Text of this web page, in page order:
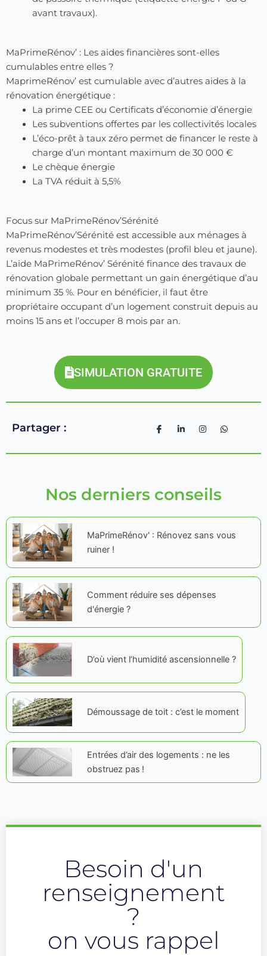
avant travaux).
MaPrimeRénov’ : Les aides financières sont-elles
cumulables entre elles ?
MaprimeRénov’ est cumulable avec d’autres aides à la
rénovation énergétique :
La prime CEE ou Certificats d’économie d’énergie
Les subventions offertes par les collectivités locales
L’éco-prêt à taux zéro permet de financer le reste à
charge d’un montant maximum de 30 000 €
Le chèque énergie
La TVA réduit à 5,5%
Focus sur MaPrimeRénov’Sérénité
MaPrimeRénov’Sérénité est accessible aux ménages à
revenus modestes et très modestes (profil bleu et jaune).
L’aide MaPrimeRénov’ Sérénité finance des travaux de
rénovation globale permettant un gain énergétique d’au
minimum 35 %. Pour en bénéficier, il faut être
propriétaire occupant d’un logement construit depuis au
moins 15 ans et l’occuper 8 mois par an.
SIMULATION GRATUITE
Partager :
Nos derniers conseils
MaPrimeRénov' : Rénovez sans vous
ruiner !​
Comment réduire ses dépenses
d'énergie ?
D’où vient l’humidité ascensionnelle ?
Démoussage de toit : c’est le moment
Entrées d’air des logements : ne les
obstruez pas !
Besoin d'un
renseignement
?
on vous rappel